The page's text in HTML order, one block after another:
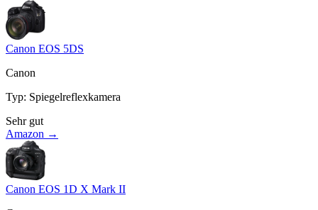
Canon EOS 5DS
Canon
Typ: Spiegelreflexkamera
Sehr gut
Amazon →
Canon EOS 1D X Mark II